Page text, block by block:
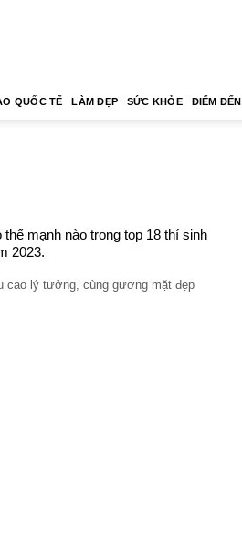
QUỐC TẾ LÀM ĐẸP SỨC KHỎE ĐIỂM ĐẾN
mạnh nào trong top 18 thí sinh
2023.
cao lý tưởng, cùng gương mặt đẹp